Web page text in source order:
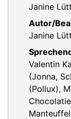
Janine
Autor/
Janine
Valentin
(Jonna,
(Pollux),